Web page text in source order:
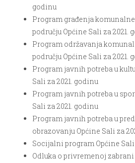
godinu
Program građenja
području Općine Sali za 2021.
Program održavanja
području Općine Sali za 2021.
Program javnih potreba u
Sali za 2021. godinu
Program javnih potreba u
Sali za 2021. godinu
Program javnih potreba u
obrazovanju Općine Sali za
Socijalni program Općine Sali
Odluka o privremenoj